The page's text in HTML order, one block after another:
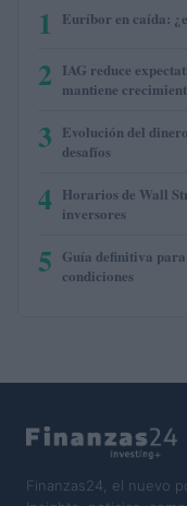
1 Euríbor en caída:
2 IAG reduce
mantiene
3 Evolución del
desafíos
4 Horarios de Wall
inversores
5 Guía definitiva
condiciones
Finanzas24, el nuevo